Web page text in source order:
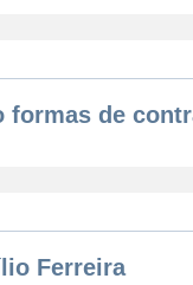
formas de
Ferreira